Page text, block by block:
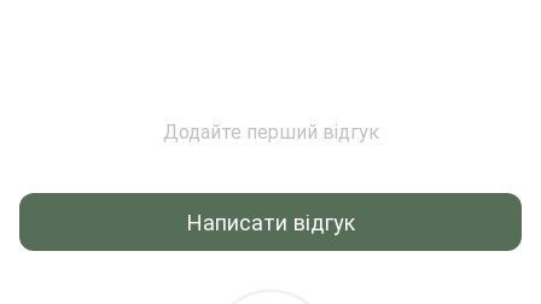
Додайте перший відгук
Написати відгук